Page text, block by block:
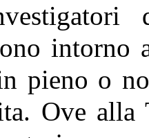
intorno
pieno o
Ove alla